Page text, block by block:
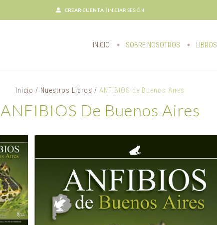
CREAR CUENTA INICIAR SESIÓN
INICIO SOBRE NOSOTROS LIBROS
Inicio / Nuestros Libros / ANFIBIOS de Buenos Aires
ANFIBIOS De Buenos Aires